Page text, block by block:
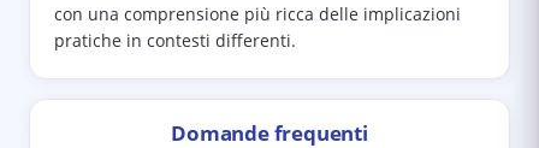
con una comprensione più ricca delle implicazioni
pratiche in contesti differenti.
Domande frequenti